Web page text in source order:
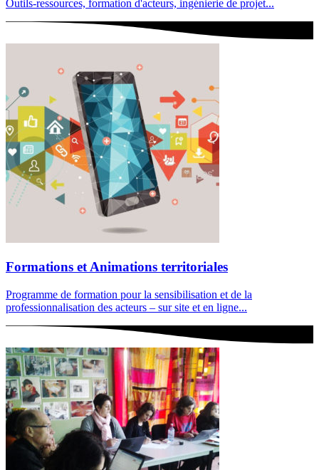
Outils-ressources, formation d'acteurs, ingénierie de projet...
Formations et Animations territoriales
Programme de formation pour la sensibilisation et de la
professionnalisation des acteurs – sur site et en ligne...